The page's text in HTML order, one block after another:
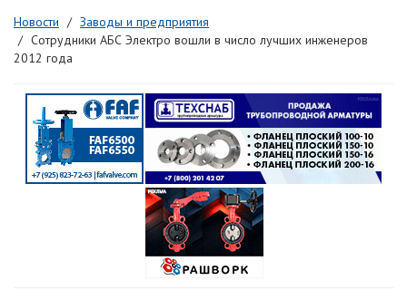
Новости
Заводы и предприятия
Сотрудники АБС Электро вошли в число лучших инженеров
2012 года